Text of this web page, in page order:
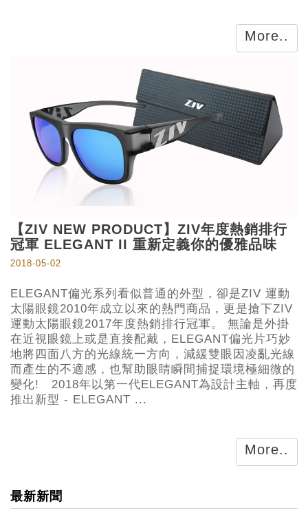
More..
【ZIV NEW PRODUCT】ZIV年度熱銷排行
冠軍 ELEGANT II 重新定義你的優雅品味
2018-05-02
ELEGANT偏光系列看似普通的外型，卻是ZIV 運動
太陽眼鏡2010年成立以來的熱門商品，更是搶下ZIV
運動太陽眼鏡2017年度熱銷排行冠軍。 無論是外掛
在近視眼鏡上或是直接配戴，ELEGANT偏光片巧妙
地將四面八方的光線統一方向，減緩雙眼因凌亂光線
而產生的不適感，也幫助眼睛瞬間捕捉環境極細微的
變化! 2018年以第一代ELEGANT為設計主軸，再度
推出新型 - ELEGANT ...
More..
最新新聞